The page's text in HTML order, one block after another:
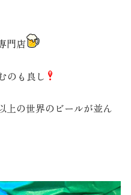
門店
のも良し
上の世界のビールが並ん